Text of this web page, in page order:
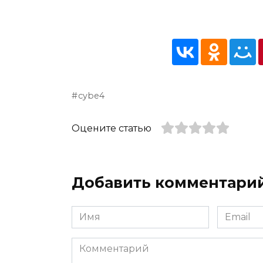
cybe4
Оцените статью
Добавить
Имя
*
Email
*
Комментарий